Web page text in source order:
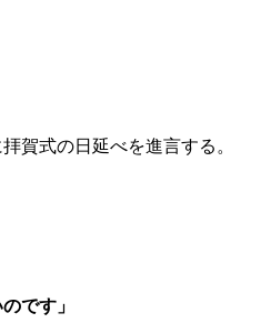
賀式の日延べを進言する。
です」